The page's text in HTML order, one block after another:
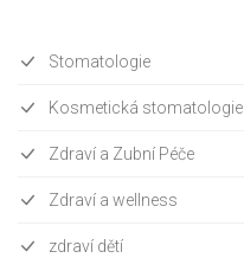
Stomatologie
Kosmetická stomatologie
Zdraví a Zubní Péče
Zdraví a wellness
zdraví dětí